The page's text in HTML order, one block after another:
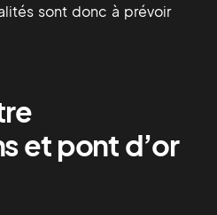
sont donc à prévoir
et pont d’or